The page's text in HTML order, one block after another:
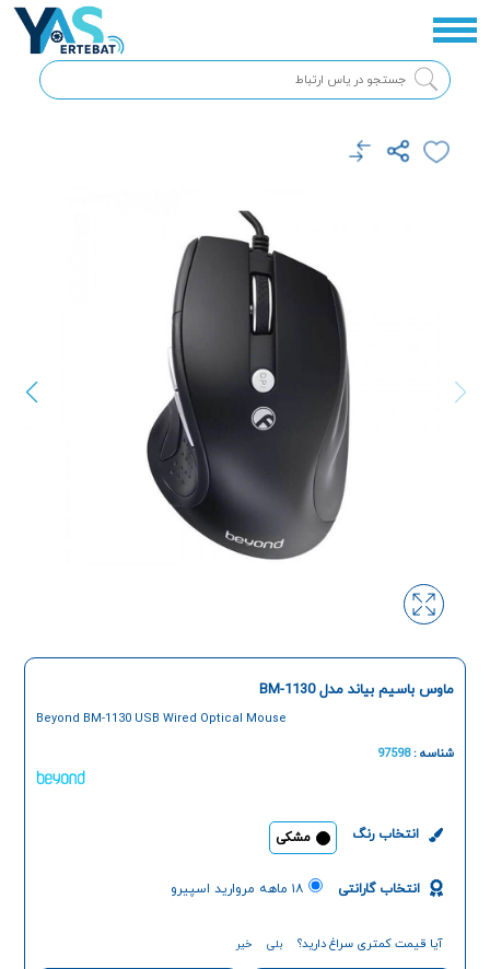
ماوس باسیم بیاند مدل BM-1130
Beyond BM-1130 USB Wired Optical Mouse
شناسه :97598
انتخاب رنگ مشکی
انتخاب گارانتی ۱۸ ماهه مروارید اسپیرو
آیا قیمت کمتری سراغ دارید؟ بلی خیر